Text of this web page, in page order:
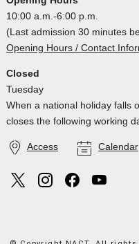
10:00 a.m.-6:00 p.m.
(Last admission 30 minutes
Opening Hours / Contact
Closed
Tuesday
When a national holiday falls
closes the following working
Access Calendar